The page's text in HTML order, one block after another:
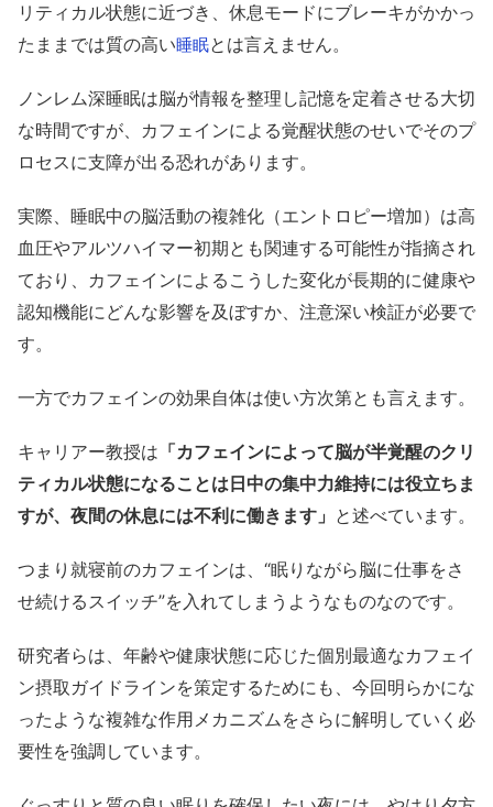
リティカル状態に近づき、休息モードにブレーキがかかっ
たままでは質の高い睡眠とは言えません。
ノンレム深睡眠は脳が情報を整理し記憶を定着させる大切
な時間ですが、カフェインによる覚醒状態のせいでそのプ
ロセスに支障が出る恐れがあります。
実際、睡眠中の脳活動の複雑化（エントロピー増加）は高
血圧やアルツハイマー初期とも関連する可能性が指摘され
ており、カフェインによるこうした変化が長期的に健康や
認知機能にどんな影響を及ぼすか、注意深い検証が必要で
す。
一方でカフェインの効果自体は使い方次第とも言えます。
キャリアー教授は 「カフェインによって脳が半覚醒のクリ
ティカル状態になることは日中の集中力維持には役立ちま
すが、夜間の休息には不利に働きます」 と述べています。
つまり就寝前のカフェインは、“眠りながら脳に仕事をさ
せ続けるスイッチ”を入れてしまうようなものなのです。
研究者らは、年齢や健康状態に応じた個別最適なカフェイ
ン摂取ガイドラインを策定するためにも、今回明らかにな
ったような複雑な作用メカニズムをさらに解明していく必
要性を強調しています。